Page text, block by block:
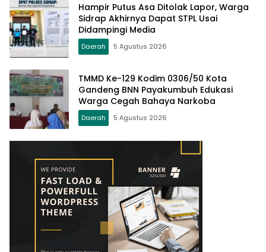
Hampir Putus Asa Ditolak Lapor, Warga
Sidrap Akhirnya Dapat STPL Usai
Didampingi Media
Daerah 5 Agustus 2026
TMMD Ke-129 Kodim 0306/50 Kota
Gandeng BNN Payakumbuh Edukasi
Warga Cegah Bahaya Narkoba
Daerah 5 Agustus 2026